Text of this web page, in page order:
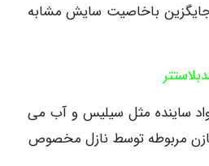
جایگزین باخاصیت سایش مشابه
ساینده مثل سیلیس و آب می
مربوطه توسط نازل مخصوص